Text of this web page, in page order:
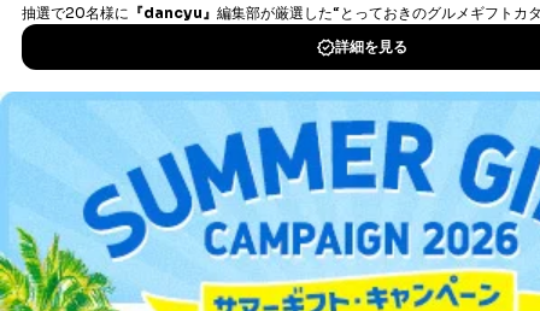
DOWNLOAD FOR IOS
DOWNLOAD FOR ANDROID
ご利用方法はこちら
総合案内